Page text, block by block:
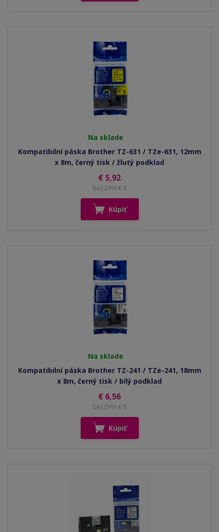
Na sklade
Kompatibilní páska Brother TZ-631 / TZe-631, 12mm
x 8m, černý tisk / žlutý podklad
€ 5,92
bez DPH € 5
Kúpiť
Na sklade
Kompatibilní páska Brother TZ-241 / TZe-241, 18mm
x 8m, černý tisk / bílý podklad
€ 6,56
bez DPH € 5
Kúpiť